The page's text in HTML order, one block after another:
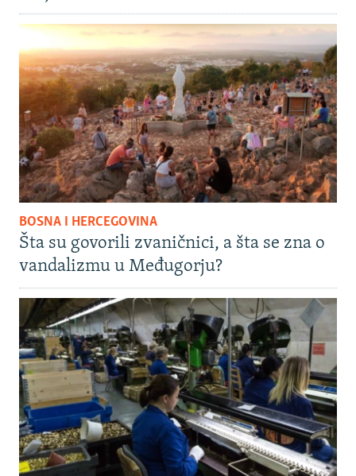
BOSNA I HERCEGOVINA
Šta su govorili zvaničnici, a šta se zna o
vandalizmu u Međugorju?